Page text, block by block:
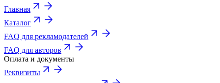
Главная
Каталог
FAQ для рекламодателей
FAQ для авторов
Оплата и документы
Реквизиты